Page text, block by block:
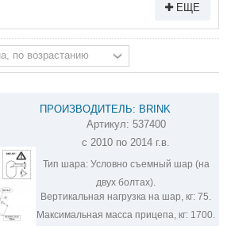
ЕЩЕ
ПРОИЗВОДИТЕЛЬ: BRINK
ФАРКОП НА SUZUKI KIZASHI 537400
Артикул: 537400
с 2010 по 2014 г.в.
Тип шара:Условно съемный шар (на
двух болтах).
Вертикальная нагрузка на шар, кг: 75.
Максимальная масса прицепа, кг: 1700.